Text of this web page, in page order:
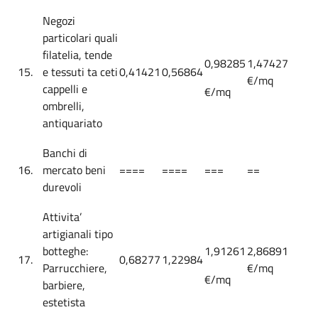
15.
Negozi
particolari quali
filatelia, tende
e tessuti ta ceti
cappelli e
ombrelli,
antiquariato
0,414210,568640,98285
€/mq
1,47427
€/mq
16.
Banchi di
mercato beni
durevoli
==== ==== === ==
17.
Attivita’
artigianali tipo
botteghe:
Parrucchiere,
barbiere,
estetista
0,68277 1,229841,91261
€/mq
2,86891
€/mq